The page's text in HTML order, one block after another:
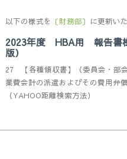
以下の様式を 〔財務部〕 に更新い
2023年度 HBA用 報告書
版）
27 【各種領収書】（委員会・部
業費会計の派遣およびその費用弁
（YAHOO距離検索方法）